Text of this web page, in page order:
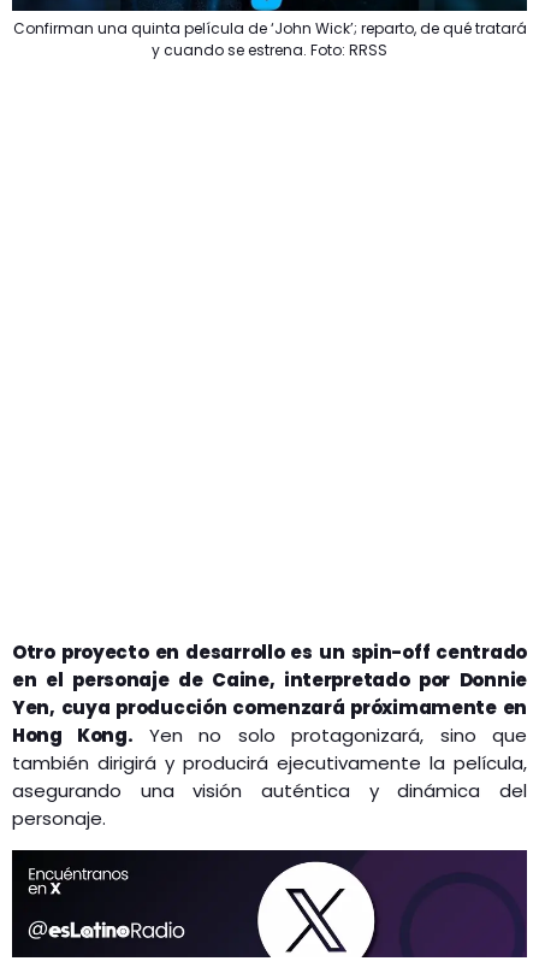
Confirman una quinta película de ‘John Wick’; reparto, de qué tratará
y cuando se estrena. Foto: RRSS
Otro proyecto en desarrollo es un spin-off centrado
en el personaje de Caine, interpretado por Donnie
Yen, cuya producción comenzará próximamente en
Hong Kong. Yen no solo protagonizará, sino que
también dirigirá y producirá ejecutivamente la película,
asegurando una visión auténtica y dinámica del
personaje.